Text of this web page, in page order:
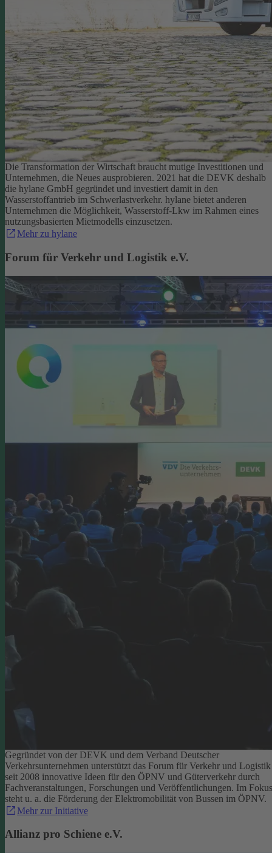
Die Transformation der Wirtschaft braucht mutige Investitionen und
Unternehmen, die Neues ausprobieren. 2021 hat die DEVK deshalb
die hylane GmbH gegründet und investiert damit in den
Wasserstoffantrieb im Schwerlastverkehr. hylane bietet anderen
Unternehmen die Möglichkeit, Wasserstoff-Lkw im Rahmen eines
nutzungsbasierten Mietmodells einzusetzen.
Mehr zu hylane
Forum für Verkehr und Logistik e.V.
Gegründet von der DEVK und dem Verband Deutscher
Verkehrsunternehmen unterstützt das Forum für Verkehr und Logistik
seit 2008 innovative Ideen für den ÖPNV und Güterverkehr durch
Fachveranstaltungen, Forschungen und Veröffentlichungen. Im Fokus
steht u. a. die Förderung der Elektromobilität von Bussen im ÖPNV.
Mehr zur Initiative
Allianz pro Schiene e.V.